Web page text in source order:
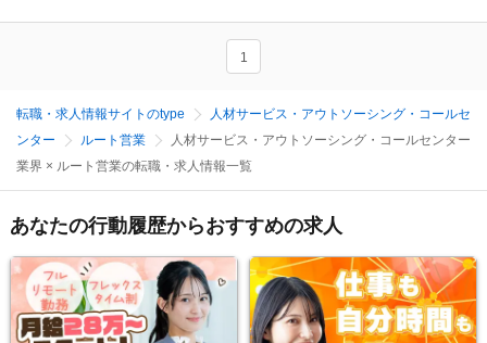
1
転職・求人情報サイトのtype
人材サービス・アウトソーシング・コールセ
ンター
ルート営業
人材サービス・アウトソーシング・コールセンター
業界 × ルート営業の転職・求人情報一覧
あなたの行動履歴からおすすめの求人